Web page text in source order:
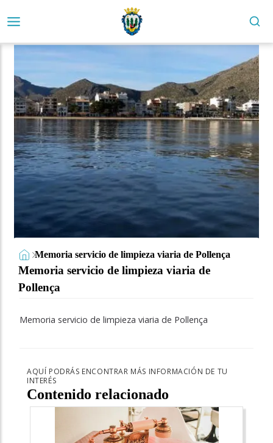
Memoria servicio de limpieza viaria de Pollença
Memoria servicio de limpieza viaria de
Pollença
Memoria servicio de limpieza viaria de Pollença
AQUÍ PODRÁS ENCONTRAR MÁS INFORMACIÓN DE TU
INTERÉS
Contenido relacionado